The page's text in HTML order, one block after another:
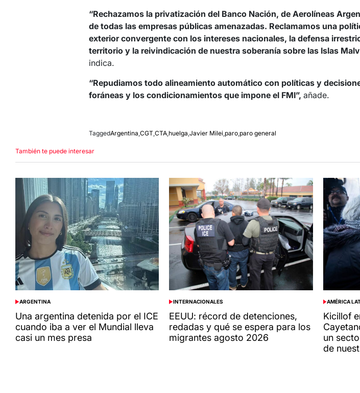
“Rechazamos la privatización del Banco Nación, de Aerolíneas
de todas las empresas públicas amenazadas. Reclamamos una
exterior convergente con los intereses nacionales, la defensa
territorio y la reivindicación de nuestra soberanía sobre las Islas
indica.
“Repudiamos todo alineamiento automático con políticas y
foráneas y los condicionamientos que impone el FMI”, añade.
TaggedArgentina,CGT,CTA,huelga,Javier Milei,paro,paro general
También te puede interesar
POSTED
IN
ARGENTINA
Una argentina detenida por el ICE
cuando iba a ver el Mundial lleva
casi un mes presa
POSTED
IN
INTERNACIONALES
EEUU: récord de detenciones,
redadas y qué se espera para los
migrantes agosto 2026
POSTED
IN
AMÉRICA
Kicillof
un
de